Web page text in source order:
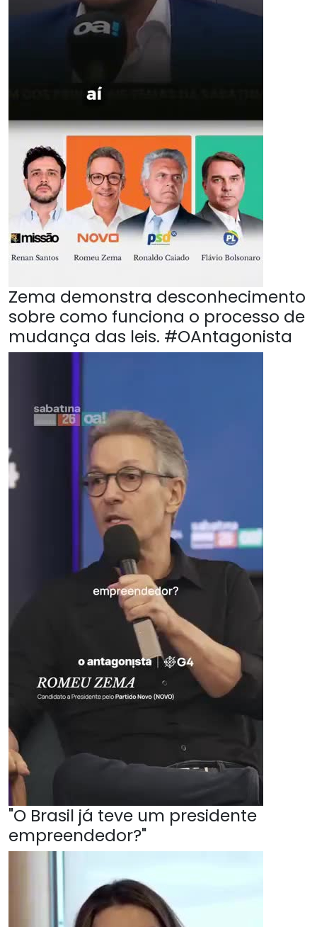
Zema demonstra desconhecimento
sobre como funciona o processo de
mudança das leis. #OAntagonista
"O Brasil já teve um presidente
empreendedor?"